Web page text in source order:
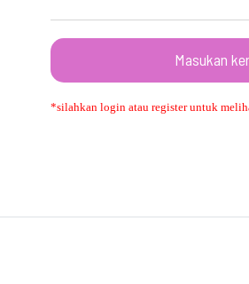
Masukan
*silahkan login atau register untuk